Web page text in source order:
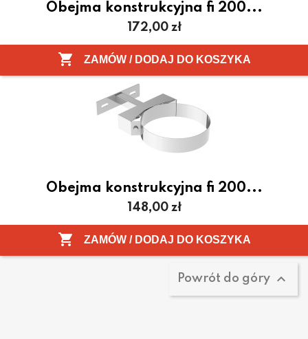
Obejma konstrukcyjna fi 200...
Cena
172,00 zł
 ZAMÓW / DODAJ DO KOSZYKA
Obejma konstrukcyjna fi 200...
Cena
148,00 zł
 ZAMÓW / DODAJ DO KOSZYKA
Pokazano 1-4 z 4 pozycji
Powrót do góry 